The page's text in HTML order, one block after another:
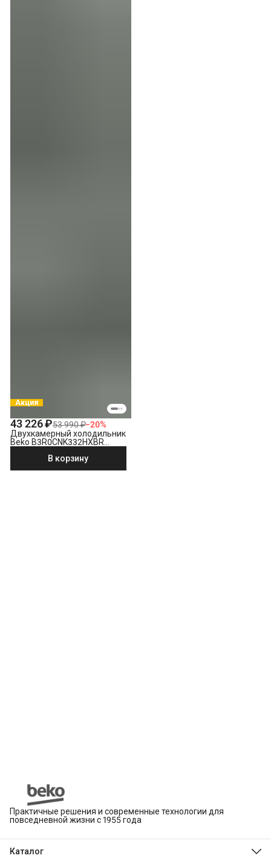
Акция
43 226 ₽53 990 ₽−20%
Двухкамерный холодильник
Beko B3R0CNK332HXBR
В корзину
Практичные решения и современные технологии для
повседневной жизни с 1955 года
Каталог